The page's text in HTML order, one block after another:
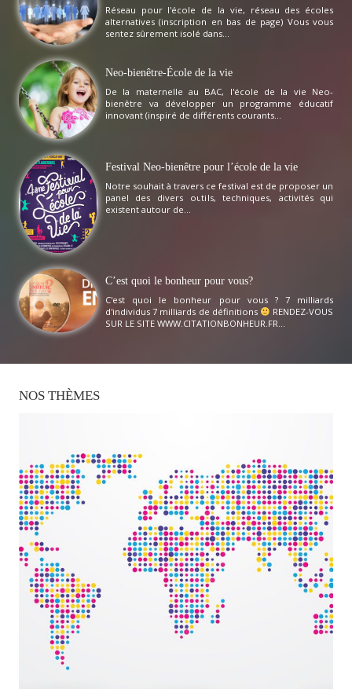
Réseau pour l'école de la vie, réseau des écoles
alternatives (inscription en bas de page) Vous vous
sentez sûrement isolé dans...
Neo-bienêtre-École de la vie
De la maternelle au BAC, l'école de la vie Neo-
bienêtre va développer un programme éducatif
innovant (inspiré de différents courants...
Festival Neo-bienêtre pour l’école de la vie
Notre souhait à travers ce festival est de proposer un
panel des divers outils, techniques, activités qui
existent autour de...
C’est quoi le bonheur pour vous?
C'est quoi le bonheur pour vous ? 7 milliards
d'individus 7 milliards de définitions
RENDEZ-VOUS
SUR LE SITE WWW.CITATIONBONHEUR.FR...
NOS THÈMES